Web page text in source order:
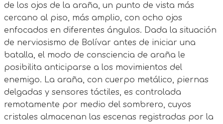
de los ojos de la araña, un punto de vista más
cercano al piso, más amplio, con ocho ojos
enfocados en diferentes ángulos. Dada la situación
de nerviosismo de Bolívar antes de iniciar una
batalla, el modo de consciencia de araña le
posibilita anticiparse a los movimientos del
enemigo. La araña, con cuerpo metálico, piernas
delgadas y sensores táctiles, es controlada
remotamente por medio del sombrero, cuyos
cristales almacenan las escenas registradas por la